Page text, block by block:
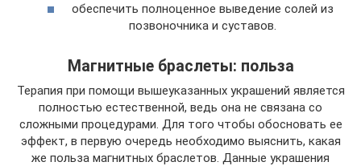
обеспечить полноценное выведение солей из
позвоночника и суставов.
Магнитные браслеты: польза
Терапия при помощи вышеуказанных украшений является
полностью естественной, ведь она не связана со
сложными процедурами. Для того чтобы обосновать ее
эффект, в первую очередь необходимо выяснить, какая
же польза магнитных браслетов. Данные украшения